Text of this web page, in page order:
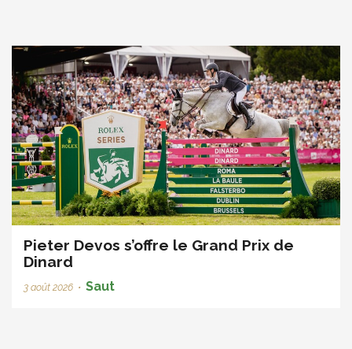
Pieter Devos s’offre le Grand Prix de
Dinard
3 août 2026 • Saut